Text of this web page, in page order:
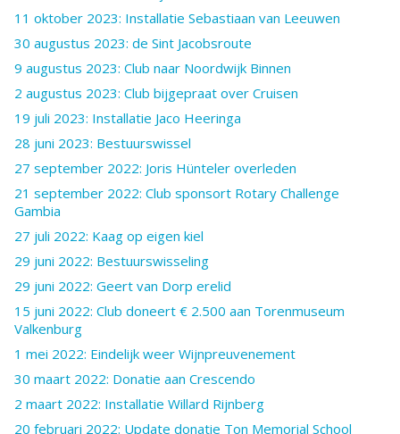
11 oktober 2023: Installatie Sebastiaan van Leeuwen
30 augustus 2023: de Sint Jacobsroute
9 augustus 2023: Club naar Noordwijk Binnen
2 augustus 2023: Club bijgepraat over Cruisen
19 juli 2023: Installatie Jaco Heeringa
28 juni 2023: Bestuurswissel
27 september 2022: Joris Hünteler overleden
21 september 2022: Club sponsort Rotary Challenge
Gambia
27 juli 2022: Kaag op eigen kiel
29 juni 2022: Bestuurswisseling
29 juni 2022: Geert van Dorp erelid
15 juni 2022: Club doneert € 2.500 aan Torenmuseum
Valkenburg
1 mei 2022: Eindelijk weer Wijnpreuvenement
30 maart 2022: Donatie aan Crescendo
2 maart 2022: Installatie Willard Rijnberg
20 februari 2022: Update donatie Ton Memorial School